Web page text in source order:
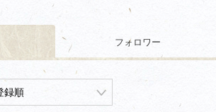
フォロワー